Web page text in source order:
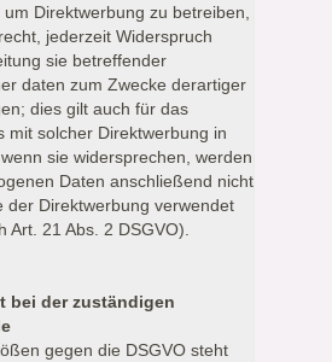
um Direktwerbung zu betreiben,
jederzeit Widerspruch
sie betreffender
daten zum Zwecke derartiger
dies gilt auch für das
mit solcher Direktwerbung in
sie widersprechen, werden
Daten anschließend nicht
der Direktwerbung verwendet
Art. 21 Abs. 2 DSGVO).
bei der zuständigen
gegen die DSGVO steht